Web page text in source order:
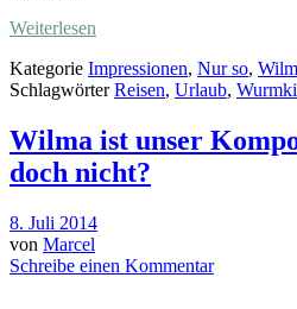
Weiterlesen
Kategorie Impressionen, Nur so,
SchlagwörterReisen, Urlaub,
Wilma ist unser
doch nicht?
8. Juli 2014
von Marcel
Schreibe einen Kommentar